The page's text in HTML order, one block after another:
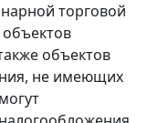
торговой
объектов
не имеющих